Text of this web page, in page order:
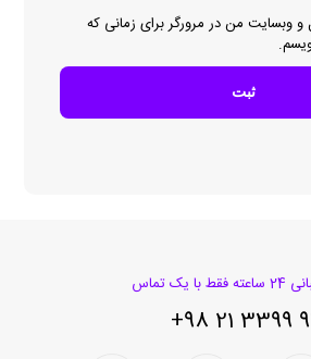
و وبسایت من در مرورگر برای زمانی که
با یک تماس